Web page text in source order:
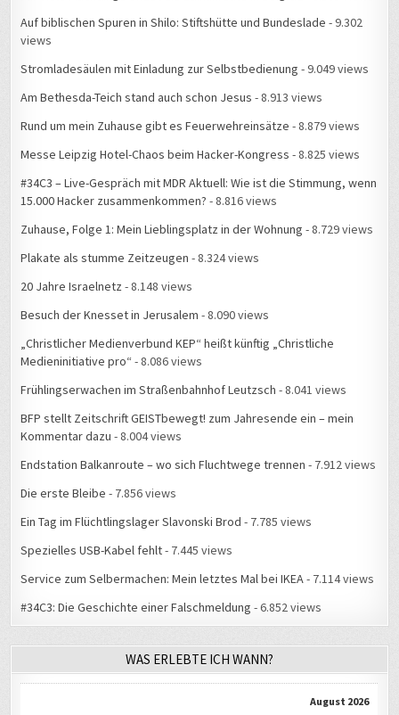
Auf biblischen Spuren in Shilo: Stiftshütte und Bundeslade - 9.302
views
Stromladesäulen mit Einladung zur Selbstbedienung - 9.049 views
Am Bethesda-Teich stand auch schon Jesus - 8.913 views
Rund um mein Zuhause gibt es Feuerwehreinsätze - 8.879 views
Messe Leipzig Hotel-Chaos beim Hacker-Kongress - 8.825 views
#34C3 – Live-Gespräch mit MDR Aktuell: Wie ist die Stimmung, wenn
15.000 Hacker zusammenkommen? - 8.816 views
Zuhause, Folge 1: Mein Lieblingsplatz in der Wohnung - 8.729 views
Plakate als stumme Zeitzeugen - 8.324 views
20 Jahre Israelnetz - 8.148 views
Besuch der Knesset in Jerusalem - 8.090 views
„Christlicher Medienverbund KEP“ heißt künftig „Christliche
Medieninitiative pro“ - 8.086 views
Frühlingserwachen im Straßenbahnhof Leutzsch - 8.041 views
BFP stellt Zeitschrift GEISTbewegt! zum Jahresende ein – mein
Kommentar dazu - 8.004 views
Endstation Balkanroute – wo sich Fluchtwege trennen - 7.912 views
Die erste Bleibe - 7.856 views
Ein Tag im Flüchtlingslager Slavonski Brod - 7.785 views
Spezielles USB-Kabel fehlt- 7.445 views
Service zum Selbermachen: Mein letztes Mal bei IKEA- 7.114 views
#34C3: Die Geschichte einer Falschmeldung - 6.852 views
WAS ERLEBTE ICH WANN?
August 2026